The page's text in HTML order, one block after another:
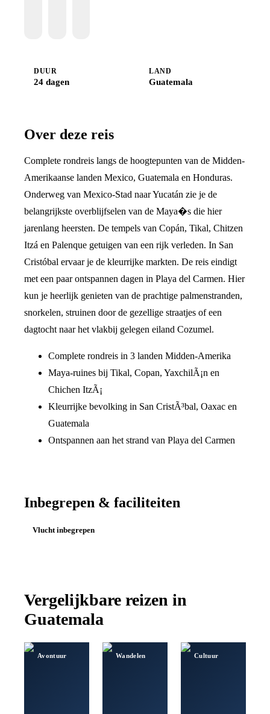
DUUR
24 dagen
LAND
Guatemala
Over deze reis
Complete rondreis langs de hoogtepunten van de Midden-
Amerikaanse landen Mexico, Guatemala en Honduras.
Onderweg van Mexico-Stad naar Yucatán zie je de
belangrijkste overblijfselen van de Maya�s die hier
jarenlang heersten. De tempels van Copán, Tikal, Chitzen
Itzá en Palenque getuigen van een rijk verleden. In San
Cristóbal ervaar je de kleurrijke markten. De reis eindigt
met een paar ontspannen dagen in Playa del Carmen. Hier
kun je heerlijk genieten van de prachtige palmenstranden,
snorkelen, struinen door de gezellige straatjes of een
dagtocht naar het vlakbij gelegen eiland Cozumel.
Complete rondreis in 3 landen Midden-Amerika
Maya-ruines bij Tikal, Copan, YaxchilÃ¡n en
Chichen ItzÃ¡
Kleurrijke bevolking in San CristÃ³bal, Oaxac en
Guatemala
Ontspannen aan het strand van Playa del Carmen
Inbegrepen & faciliteiten
Vlucht inbegrepen
Vergelijkbare reizen in
Guatemala
Avontuur Wandelen Cultuur